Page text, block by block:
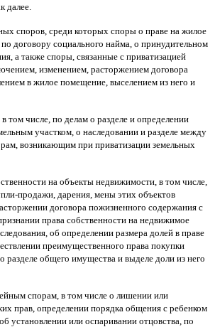
далее.
споров, среди которых споры о праве на жилое
договору социального найма, о принудительном
а также споры, связанные с приватизацией
изменением, расторжением договора
в жилое помещение, выселением из него и
том числе, по делам о разделе и определении
участком, о наследовании и разделе между
возникающим при приватизации земельных
на объекты недвижимости, в том числе,
продажи, дарения, мены этих объектов
договора пожизненного содержания с
права собственности на недвижимое
об определении размера долей в праве
преимущественного права покупки
разделе общего имущества и выделе доли из него
спорам, в том числе о лишении или
прав, определении порядка общения с ребенком
установлении или оспаривании отцовства, по